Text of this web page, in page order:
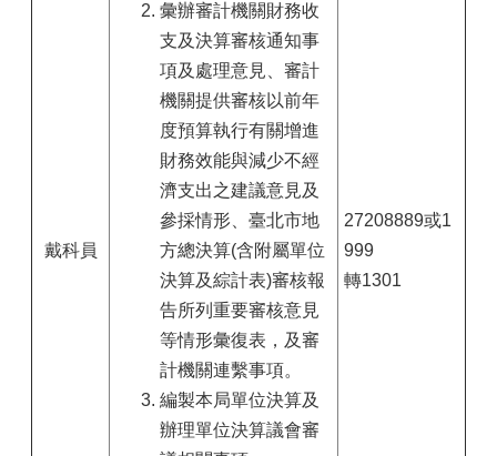
戴科員
彙辦審計機關財務收
支及決算審核通知事
項及處理意見、審計
機關提供審核以前年
度預算執行有關增進
財務效能與減少不經
濟支出之建議意見及
參採情形、臺北市地
方總決算(含附屬單位
決算及綜計表)審核報
告所列重要審核意見
等情形彙復表，及審
計機關連繫事項。
編製本局單位決算及
辦理單位決算議會審
27208889或1
999
轉1301